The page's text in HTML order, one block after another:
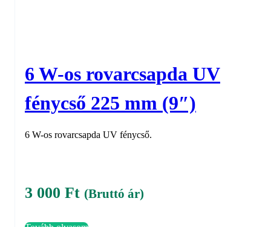
6 W-os rovarcsapda UV
fénycső 225 mm (9″)
6 W-os rovarcsapda UV fénycső.
3 000 Ft (Bruttó ár)